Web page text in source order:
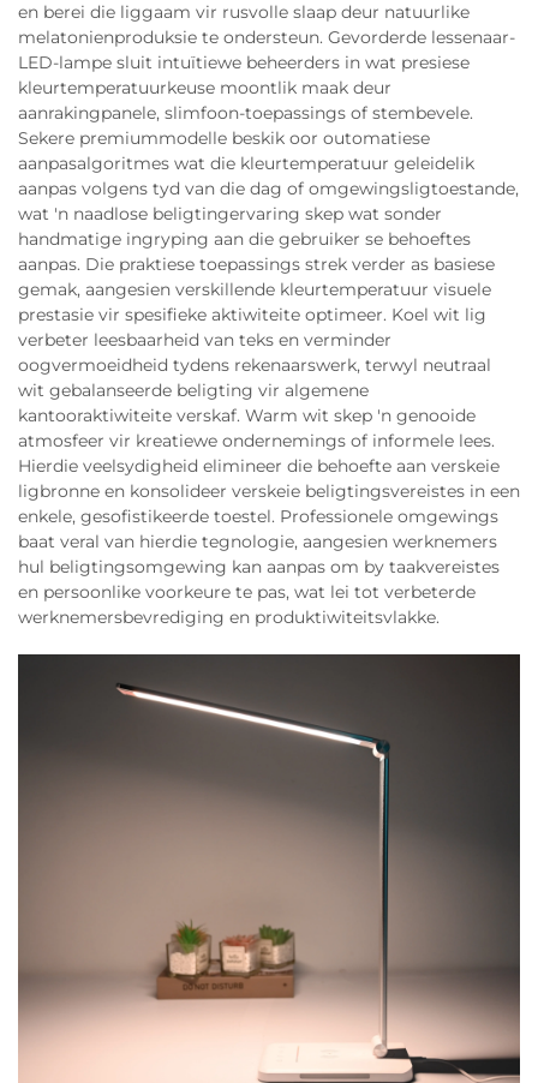
en berei die liggaam vir rusvolle slaap deur natuurlike
melatonienproduksie te ondersteun. Gevorderde lessenaar-
LED-lampe sluit intuïtiewe beheerders in wat presiese
kleurtemperatuurkeuse moontlik maak deur
aanrakingpanele, slimfoon-toepassings of stembevele.
Sekere premiummodelle beskik oor outomatiese
aanpasalgoritmes wat die kleurtemperatuur geleidelik
aanpas volgens tyd van die dag of omgewingsligtoestande,
wat 'n naadlose beligtingervaring skep wat sonder
handmatige ingryping aan die gebruiker se behoeftes
aanpas. Die praktiese toepassings strek verder as basiese
gemak, aangesien verskillende kleurtemperatuur visuele
prestasie vir spesifieke aktiwiteite optimeer. Koel wit lig
verbeter leesbaarheid van teks en verminder
oogvermoeidheid tydens rekenaarswerk, terwyl neutraal
wit gebalanseerde beligting vir algemene
kantooraktiwiteite verskaf. Warm wit skep 'n genooide
atmosfeer vir kreatiewe ondernemings of informele lees.
Hierdie veelsydigheid elimineer die behoefte aan verskeie
ligbronne en konsolideer verskeie beligtingsvereistes in een
enkele, gesofistikeerde toestel. Professionele omgewings
baat veral van hierdie tegnologie, aangesien werknemers
hul beligtingsomgewing kan aanpas om by taakvereistes
en persoonlike voorkeure te pas, wat lei tot verbeterde
werknemersbevrediging en produktiwiteitsvlakke.